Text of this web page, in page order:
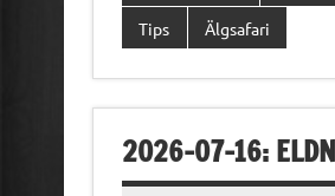
Tips Älgsafari
2026-07-16: